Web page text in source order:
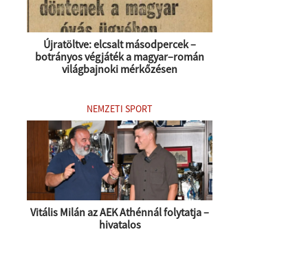
Újratöltve: elcsalt másodpercek –
botrányos végjáték a magyar–román
világbajnoki mérkőzésen
NEMZETI SPORT
Vitális Milán az AEK Athénnál folytatja –
hivatalos